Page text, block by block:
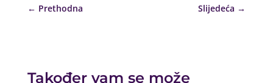
← Prethodna Slijedeća →
Također vam se može